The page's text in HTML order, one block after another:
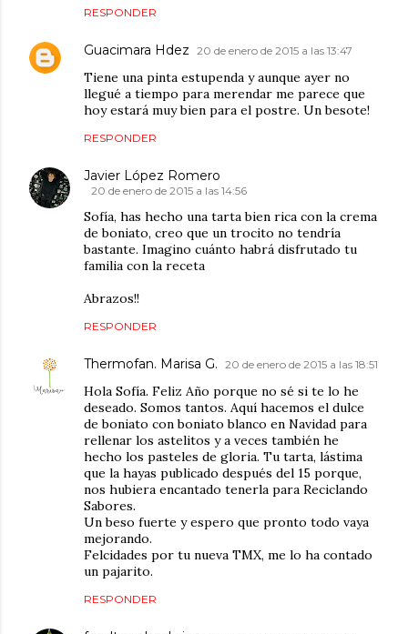
RESPONDER
Guacimara Hdez 20 de enero de 2015 a las 13:47
Tiene una pinta estupenda y aunque ayer no
llegué a tiempo para merendar me parece que
hoy estará muy bien para el postre. Un besote!
RESPONDER
Javier López Romero
20 de enero de 2015 a las 14:56
Sofía, has hecho una tarta bien rica con la crema
de boniato, creo que un trocito no tendría
bastante. Imagino cuánto habrá disfrutado tu
familia con la receta
Abrazos!!
RESPONDER
Thermofan. Marisa G. 20 de enero de 2015 a las 18:51
Hola Sofía. Feliz Año porque no sé si te lo he
deseado. Somos tantos. Aquí hacemos el dulce
de boniato con boniato blanco en Navidad para
rellenar los astelitos y a veces también he
hecho los pasteles de gloria. Tu tarta, lástima
que la hayas publicado después del 15 porque,
nos hubiera encantado tenerla para Reciclando
Sabores.
Un beso fuerte y espero que pronto todo vaya
mejorando.
Felcidades por tu nueva TMX, me lo ha contado
un pajarito.
RESPONDER